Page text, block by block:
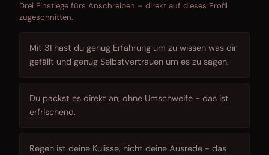
Drei Einstiege fürs Anschreiben – direkt auf dieses Profil
zugeschnitten.
Mit 31 hast du genug Erfahrung um zu wissen was dir
gefällt und genug Selbstvertrauen um es zu sagen.
Du packst es direkt an, ohne Umschweife - das ist
erfrischend.
Regen ist deine Kulisse, nicht deine Ausrede - das